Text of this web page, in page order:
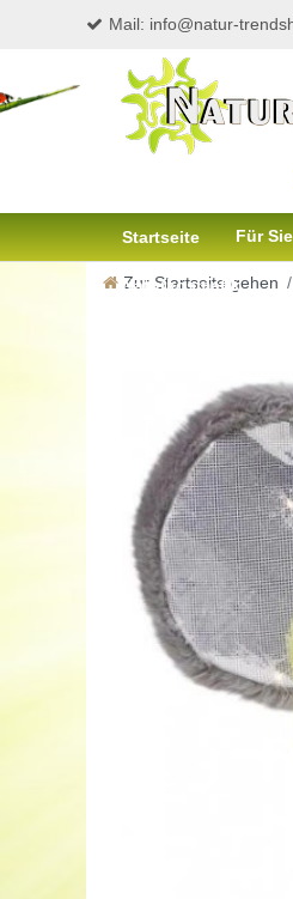
Mail: info@natur-
Startseite Für Sie
Naturkosmetik
Zur Startseite gehen